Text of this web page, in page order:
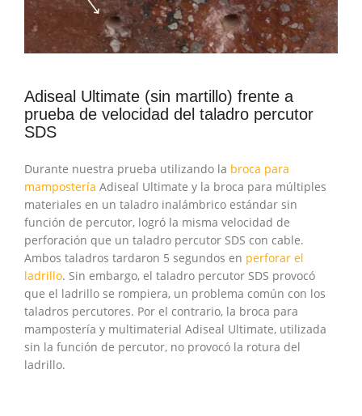
Adiseal Ultimate (sin martillo) frente a
prueba de velocidad del taladro percutor
SDS
Durante nuestra prueba utilizando la broca para
mampostería Adiseal Ultimate y la broca para múltiples
materiales en un taladro inalámbrico estándar sin
función de percutor, logró la misma velocidad de
perforación que un taladro percutor SDS con cable.
Ambos taladros tardaron 5 segundos en perforar el
ladrillo. Sin embargo, el taladro percutor SDS provocó
que el ladrillo se rompiera, un problema común con los
taladros percutores. Por el contrario, la broca para
mampostería y multimaterial Adiseal Ultimate, utilizada
sin la función de percutor, no provocó la rotura del
ladrillo.